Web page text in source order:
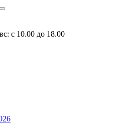
с 10.00 до 18.00